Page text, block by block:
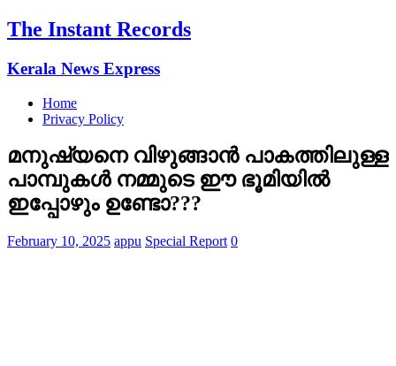
The Instant Records
Kerala News Express
Home
Privacy Policy
മനുഷ്യനെ വിഴുങ്ങാൻ പാകത്തിലുള്ള
പാമ്പുകൾ നമ്മുടെ ഈ ഭൂമിയിൽ
ഇപ്പോഴും ഉണ്ടോ???
February 10, 2025 appu Special Report 0